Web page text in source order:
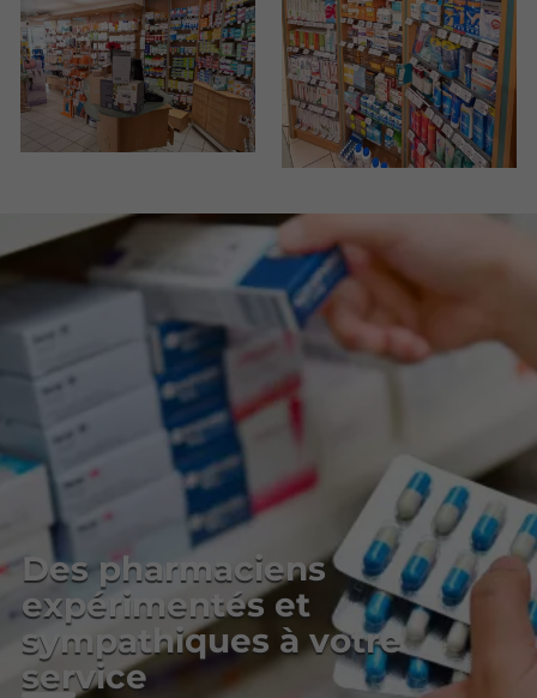
Des pharmaciens
expérimentés et
sympathiques à votre
service